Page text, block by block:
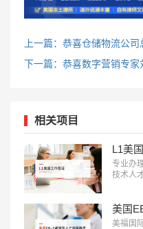
上一篇：恭喜仓储物流公
下一篇：恭喜数字营销专家
相关项目
L1美
专业办
技术人
职业之
美国
美福国